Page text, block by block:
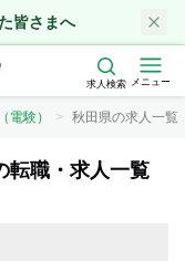
皆さまへ
求人検索 メニュー
電験） 秋田県の求人一覧
転職・求人一覧